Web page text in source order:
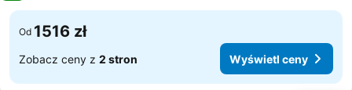
Od 1516 zł
Zobacz ceny z 2 stron Wyświetl ceny